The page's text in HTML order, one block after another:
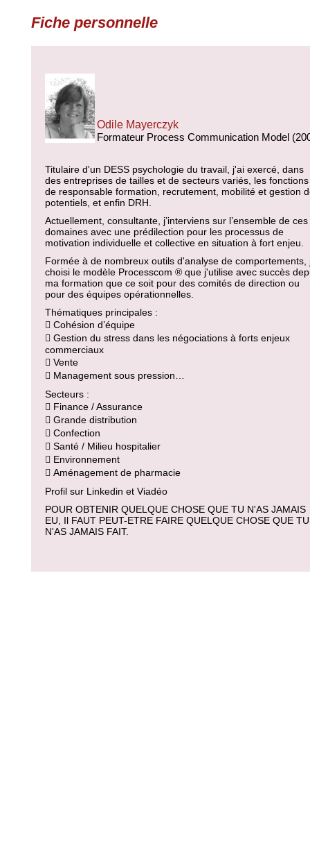
Fiche personnelle
Odile Mayerczyk
Formateur Process Communication Model
Titulaire d'un DESS psychologie du travail, j'ai exercé, dans
des entreprises de tailles et de secteurs variés, les fonctions
de responsable formation, recrutement, mobilité et gestion
potentiels, et enfin DRH.
Actuellement, consultante, j’interviens sur l’ensemble de ces
domaines avec une prédilection pour les processus de
motivation individuelle et collective en situation à fort enjeu.
Formée à de nombreux outils d'analyse de comportements,
choisi le modèle Processcom ® que j'utilise avec succès
ma formation que ce soit pour des comités de direction ou
pour des équipes opérationnelles.
Thématiques principales :
 Cohésion d’équipe
 Gestion du stress dans les négociations à forts enjeux
commerciaux
 Vente
 Management sous pression…
Secteurs :
 Finance / Assurance
 Grande distribution
 Confection
 Santé / Milieu hospitalier
 Environnement
 Aménagement de pharmacie
Profil sur Linkedin et Viadéo
POUR OBTENIR QUELQUE CHOSE QUE TU N'AS JAMAIS
EU, Il FAUT PEUT-ETRE FAIRE QUELQUE CHOSE QUE TU
N'AS JAMAIS FAIT.